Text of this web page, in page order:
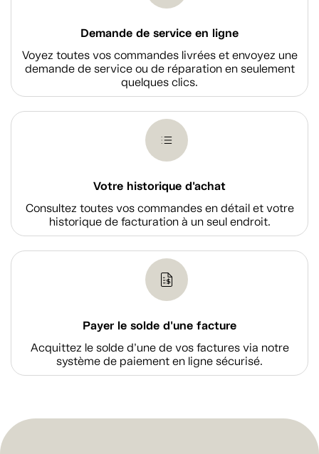
Demande de service en ligne
Voyez toutes vos commandes livrées et envoyez une
demande de service ou de réparation en seulement
quelques clics.
Votre historique d'achat
Consultez toutes vos commandes en détail et votre
historique de facturation à un seul endroit.
Payer le solde d'une facture
Acquittez le solde d’une de vos factures via notre
système de paiement en ligne sécurisé.